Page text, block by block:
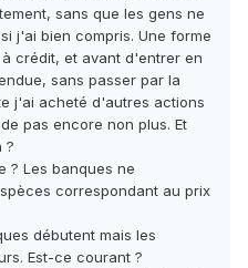
sans que les gens ne
j'ai bien compris. Une forme
crédit, et avant d'entrer en
sans passer par la
j'ai acheté d'autres actions
pas encore non plus. Et
?
? Les banques ne
correspondant au prix
débutent mais les
Est-ce courant ?